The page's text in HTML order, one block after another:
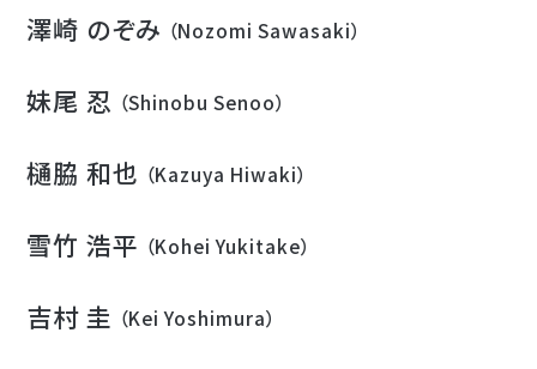
澤崎 のぞみ （Nozomi Sawasaki）
妹尾 忍 （Shinobu Senoo）
樋脇 和也 （Kazuya Hiwaki）
雪竹 浩平 （Kohei Yukitake）
吉村 圭 （Kei Yoshimura）